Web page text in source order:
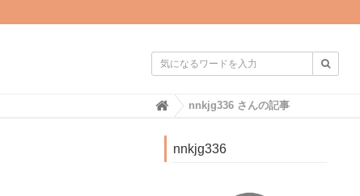
H
nnkjg336 さんの記事
nnkjg336